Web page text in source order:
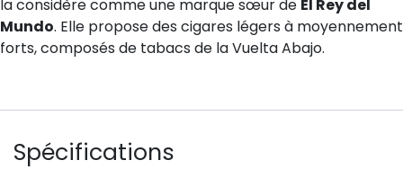
la considère comme une marque sœur de El Rey del
Mundo. Elle propose des cigares légers à moyennement
forts, composés de tabacs de la Vuelta Abajo.
Spécifications